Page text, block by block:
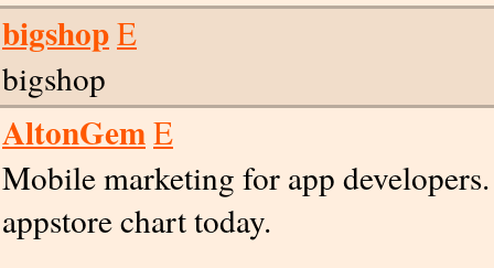
bigshopE
bigshop
AltonGemE
Mobile marketing for app
appstore chart today.